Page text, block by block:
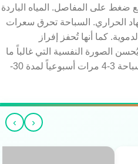
على المفاصل. المياه الباردة
الحراري. السباحة تحرق سعرات
كما أنها تُحفز إفراز
الصورة النفسية التي غالباً ما
تتأثر سلباً لدى مرضى PCOS. السباحة 3-4 مرات أسبوعياً لمدة 30-
‹
›